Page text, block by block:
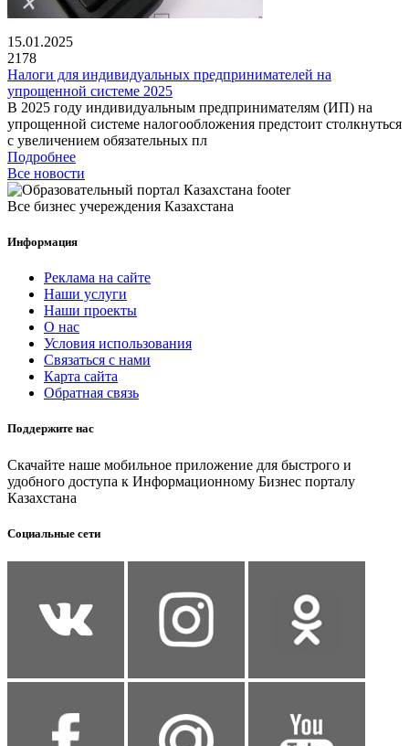
15.01.2025
2178
Налоги для индивидуальных предпринимателей на
упрощенной системе 2025
В 2025 году индивидуальным предпринимателям (ИП) на
упрощенной системе налогообложения предстоит столкнуться
с увеличением обязательных пл
Подробнее
Все новости
Все бизнес учереждения Казахстана
Информация
Реклама на сайте
Наши услуги
Наши проекты
О нас
Условия использования
Связаться с нами
Карта сайта
Обратная связь
Поддержите нас
Скачайте наше мобильное приложение для быстрого и
удобного доступа к Информационному Бизнес порталу
Казахстана
Социальные сети